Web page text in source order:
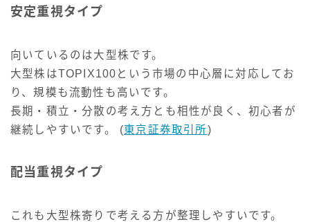
安定重視タイプ
向いているのは大型株です。
大型株はTOPIX100という市場の中心層に対応してお
り、規模も流動性も高いです。
長期・積立・分散の考え方とも相性が良く、初心者が
継続しやすいです。 (東京証券取引所)
配当重視タイプ
これも大型株寄りで考える方が整理しやすいです。